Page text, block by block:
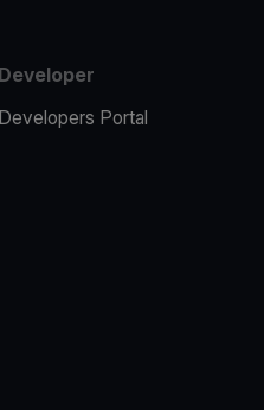
Developer
Developers Portal